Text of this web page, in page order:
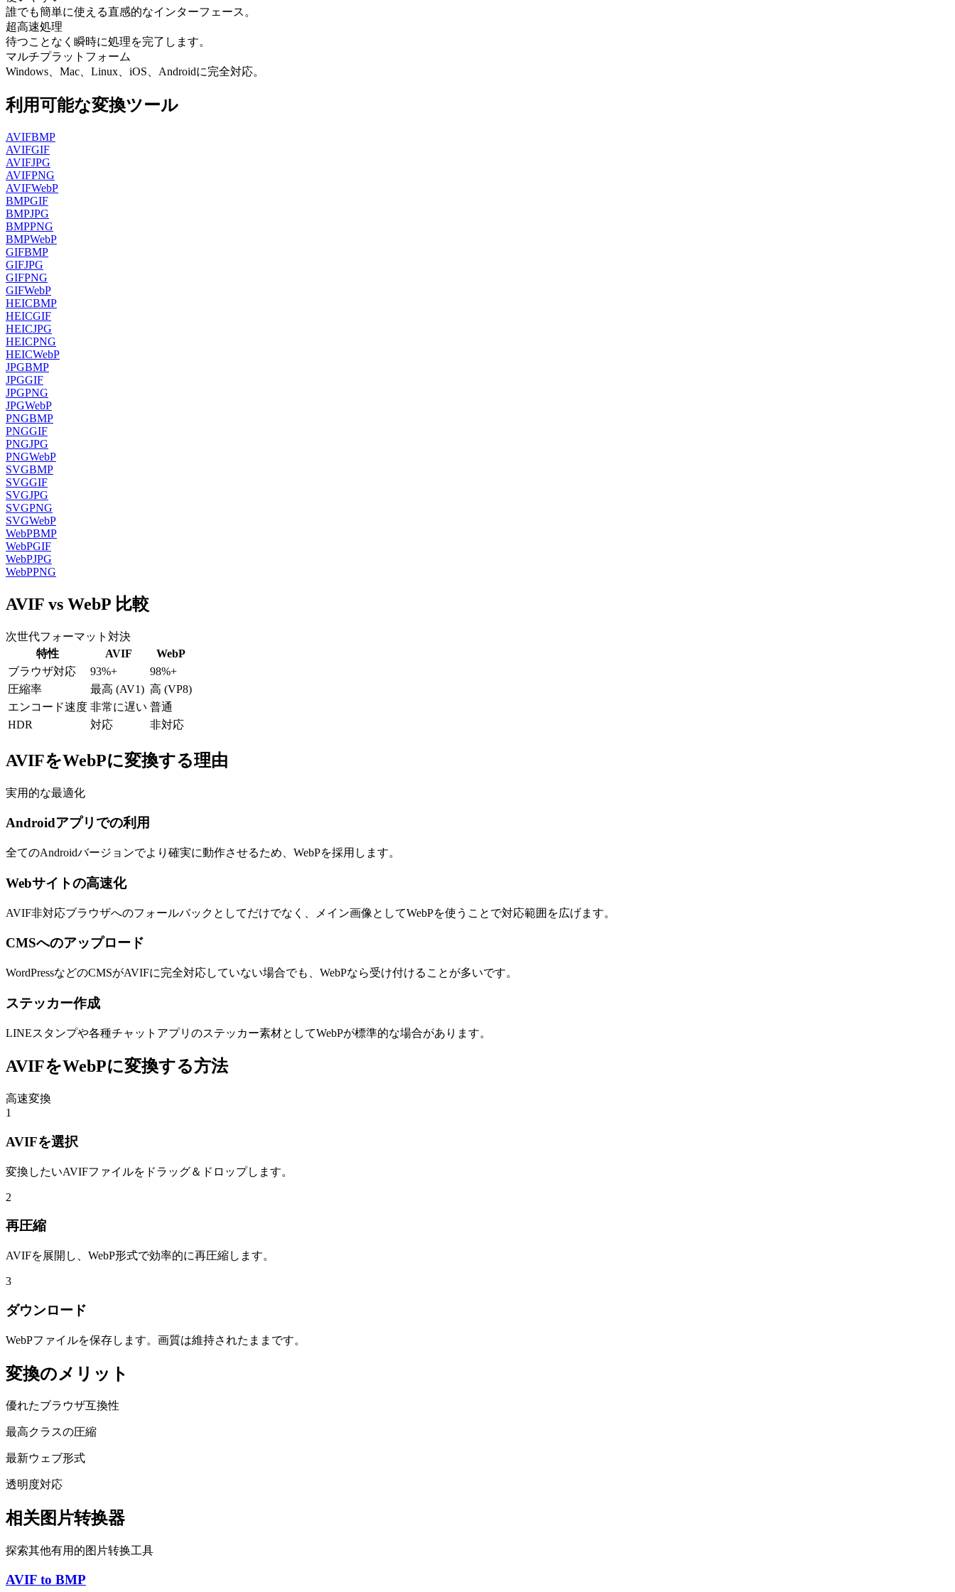
誰でも簡単に使える直感的なインターフェース。
超高速処理
待つことなく瞬時に処理を完了します。
マルチプラットフォーム
Windows、Mac、Linux、iOS、Androidに完全対応。
利用可能な変換ツール
AVIFBMP
AVIFGIF
AVIFJPG
AVIFPNG
AVIFWebP
BMPGIF
BMPJPG
BMPPNG
BMPWebP
GIFBMP
GIFJPG
GIFPNG
GIFWebP
HEICBMP
HEICGIF
HEICJPG
HEICPNG
HEICWebP
JPGBMP
JPGGIF
JPGPNG
JPGWebP
PNGBMP
PNGGIF
PNGJPG
PNGWebP
SVGBMP
SVGGIF
SVGJPG
SVGPNG
SVGWebP
WebPBMP
WebPGIF
WebPJPG
WebPPNG
AVIF vs WebP 比較
次世代フォーマット対決
特性
AVIF
WebP
ブラウザ対応
93%+
98%+
圧縮率
最高 (AV1) 高 (VP8)
エンコード速度 非常に遅い 普通
HDR
対応 非対応
AVIFをWebPに変換する理由
実用的な最適化
Androidアプリでの利用
全てのAndroidバージョンでより確実に動作させるため、WebPを採用します。
Webサイトの高速化
AVIF非対応ブラウザへのフォールバックとしてだけでなく、メイン画像としてWebPを使うことで対応範囲を広げます。
CMSへのアップロード
WordPressなどのCMSがAVIFに完全対応していない場合でも、WebPなら受け付けることが多いです。
ステッカー作成
LINEスタンプや各種チャットアプリのステッカー素材としてWebPが標準的な場合があります。
AVIFをWebPに変換する方法
高速変換
1
AVIFを選択
変換したいAVIFファイルをドラッグ＆ドロップします。
2
再圧縮
AVIFを展開し、WebP形式で効率的に再圧縮します。
3
ダウンロード
WebPファイルを保存します。画質は維持されたままです。
変換のメリット
優れたブラウザ互換性
最高クラスの圧縮
最新ウェブ形式
透明度対応
相关图片转换器
探索其他有用的图片转换工具
AVIF to BMP